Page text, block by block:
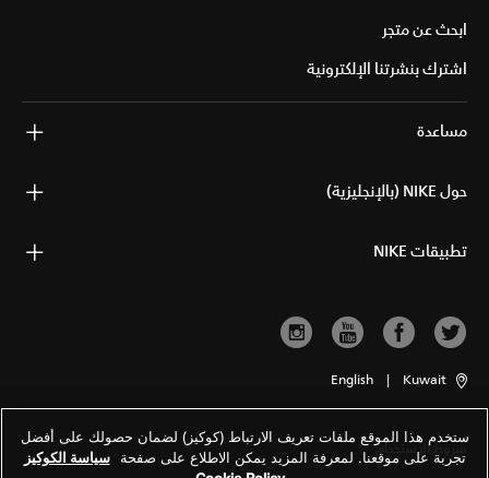
ابحث عن متجر
اشترك بنشرتنا الإلكترونية
مساعدة
حول NIKE (بالإنجليزية)
تطبيقات NIKE
Kuwait
|
English
شروط الاستخدام
ستخدم هذا الموقع ملفات تعريف الارتباط (كوكيز) لضمان حصولك على أفضل
تجربة على موقعنا. لمعرفة المزيد يمكن الاطلاع على صفحة سياسة الكوكيز